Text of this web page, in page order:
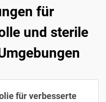
für
und sterile
für verbesserte